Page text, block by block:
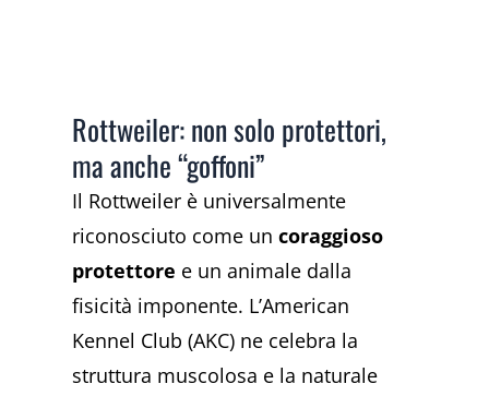
Rottweiler: non solo protettori,
ma anche “goffoni”
Il Rottweiler è universalmente
riconosciuto come uncoraggioso
protettore e un animale dalla
fisicità imponente. L’American
Kennel Club (AKC) ne celebra la
struttura muscolosa e la naturale